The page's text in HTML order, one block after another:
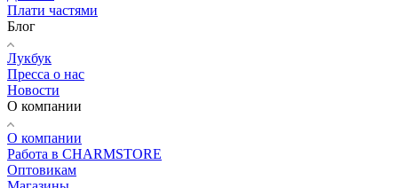
Плати частями
Блог
Лукбук
Пресса о нас
Новости
О компании
О компании
Работа в CHARMSTORE
Оптовикам